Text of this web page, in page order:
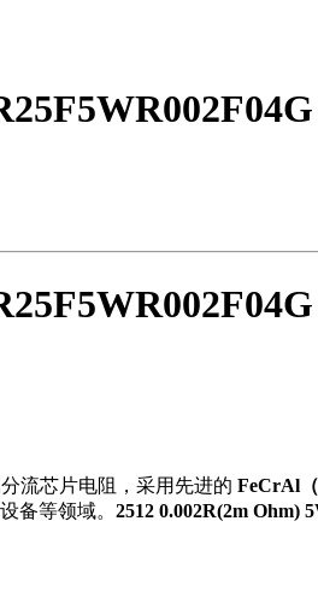
流芯片电阻，采用先进的 FeCrAl
备等领域。 2512 0.002R(2m Ohm)